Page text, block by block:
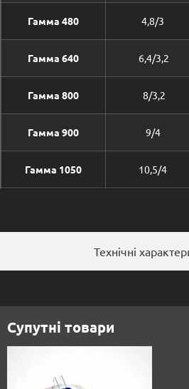
Технічні
Гамма 480 4,8/3
Гамма 640 6,4/3,2
Гамма 800 8/3,2
Гамма 900 9/4
Гамма 1050 10,5/4
Супутні товари